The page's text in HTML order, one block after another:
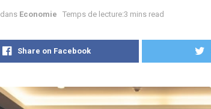
dans Economie Temps de lecture:3 mins read
Share on Facebook